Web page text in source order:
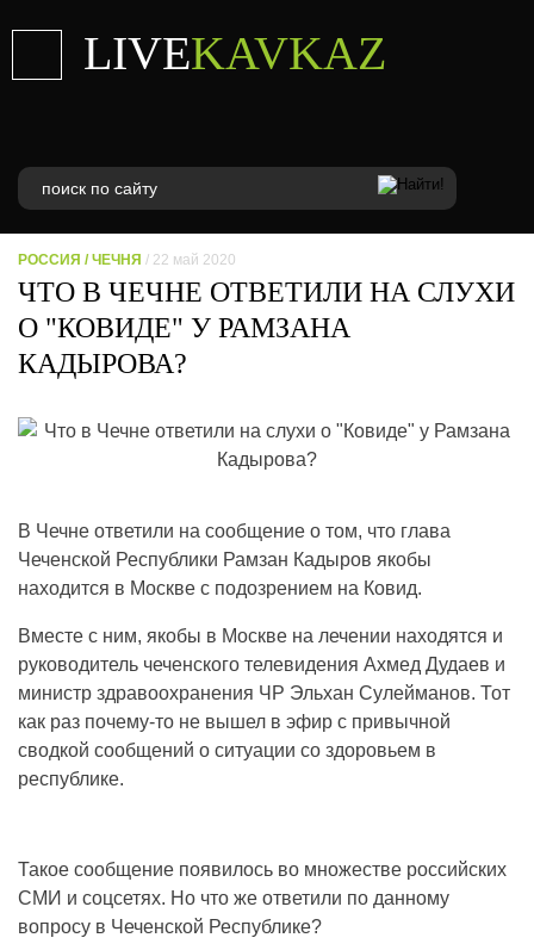
LIVEKAVKAZ
РОССИЯ /ЧЕЧНЯ / 22 май 2020
ЧТО В ЧЕЧНЕ ОТВЕТИЛИ НА СЛУХИ
О "КОВИДЕ" У РАМЗАНА
КАДЫРОВА?
В Чечне ответили на сообщение о том, что глава
Чеченской Республики Рамзан Кадыров якобы
находится в Москве с подозрением на Ковид.
Вместе с ним, якобы в Москве на лечении находятся и
руководитель чеченского телевидения Ахмед Дудаев и
министр здравоохранения ЧР Эльхан Сулейманов. Тот
как раз почему-то не вышел в эфир с привычной
сводкой сообщений о ситуации со здоровьем в
республике.
Такое сообщение появилось во множестве российских
СМИ и соцсетях. Но что же ответили по данному
вопросу в Чеченской Республике?